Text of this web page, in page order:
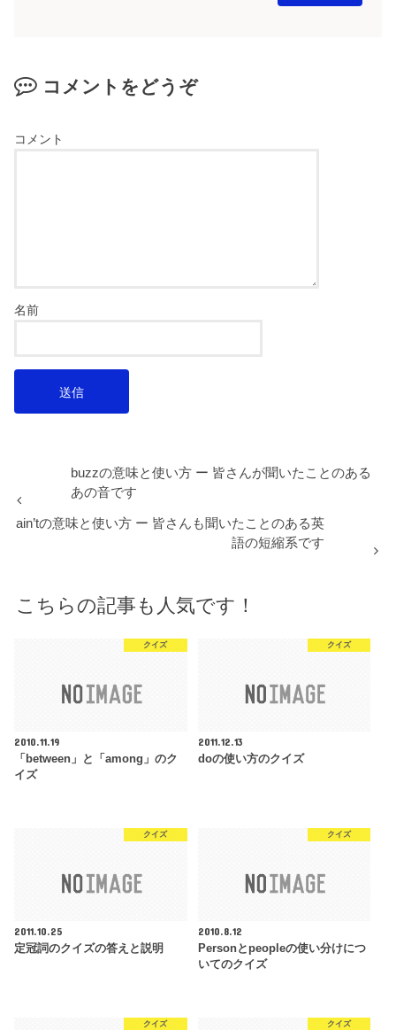
コメントをどうぞ
コメント
名前
buzzの意味と使い方 ー 皆さんが聞いたことのある
あの音です
ain’tの意味と使い方 ー 皆さんも聞いたことのある英
語の短縮系です
こちらの記事も人気です！
クイズ
2010.11.19
「between」と「among」のク
イズ
クイズ
2011.12.13
doの使い方のクイズ
クイズ
2011.10.25
定冠詞のクイズの答えと説明
クイズ
2010.8.12
Personとpeopleの使い分けにつ
いてのクイズ
クイズ クイズ